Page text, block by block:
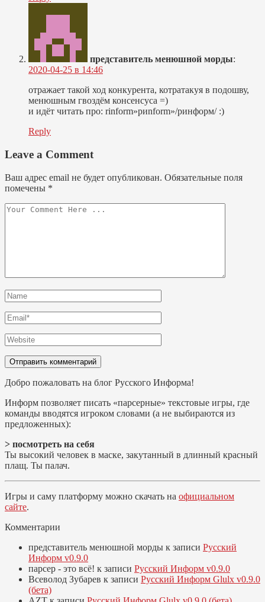
представитель менюшной морды:
2020-04-25 в 14:46
отражает такой ход конкурента, котратакуя в подошву,
менюшным гвоздём консенсуса =)
и идёт читать про: rinform»риnform»/ринформ/ :)
Reply
Leave a Comment
Ваш адрес email не будет опубликован. Обязательные поля
помечены *
Добро пожаловать на блог Русского Информа!
Информ позволяет писать «парсерные» текстовые игры, где
команды вводятся игроком словами (а не выбираются из
предложенных):
> посмотреть на себя
Ты высокий человек в маске, закутанный в длинный красный
плащ. Ты палач.
Игры и саму платформу можно скачать на официальном
сайте.
Комментарии
представитель менюшной морды к записи Русский
Информ v0.9.0
парсер - это всё! к записи Русский Информ v0.9.0
Всеволод Зубарев к записи Русский Информ Glulx v0.9.0
(бета)